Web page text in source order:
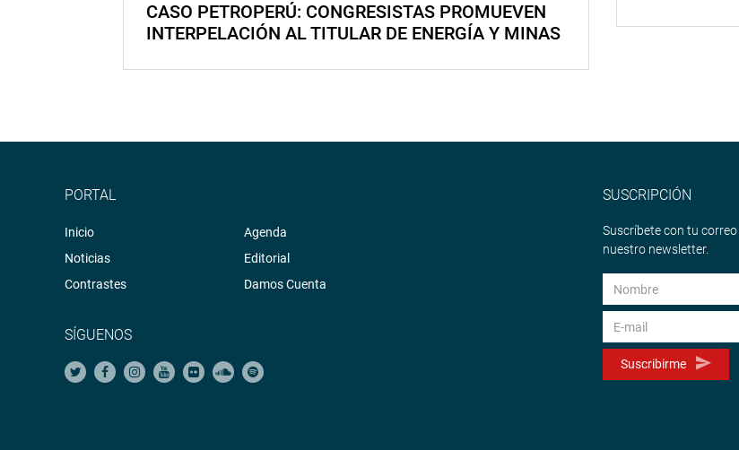
CASO PETROPERÚ: CONGRESISTAS PROMUEVEN
INTERPELACIÓN AL TITULAR DE ENERGÍA Y MINAS
PORTAL
Inicio
Noticias
Contrastes
Agenda
Editorial
Damos Cuenta
SÍGUENOS
SUSCRIPCIÓN
Suscríbete con tu correo
nuestro newsletter.
Suscribirme